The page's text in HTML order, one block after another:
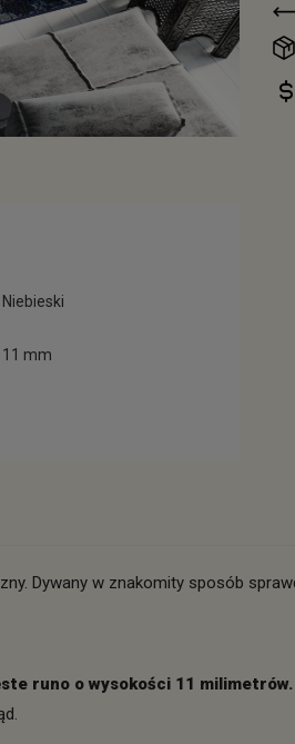
Niebieski
11 mm
Dywany w znakomity sposób
runo o wysokości 11 milimetrów.